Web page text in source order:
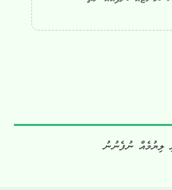
ލިޔުމެއް ނުފެނުނު